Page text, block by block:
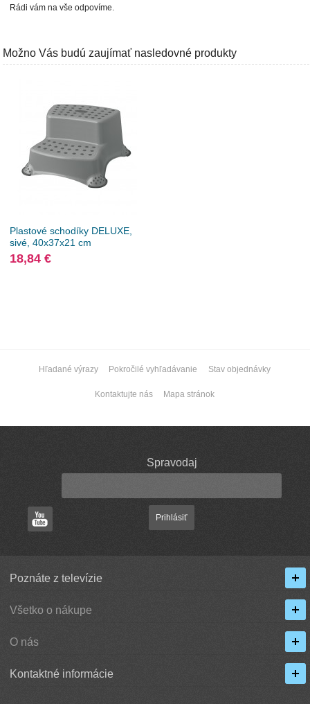
Rádi vám na vše odpovíme.
Možno Vás budú zaujímať nasledovné produkty
Plastové schodíky DELUXE,
sivé, 40x37x21 cm
18,84 €
Hľadané výrazy Pokročilé vyhľadávanie Stav objednávky
Kontaktujte nás Mapa stránok
Spravodaj
Prihlásiť
Poznáte z televízie
Všetko o nákupe
O nás
Kontaktné informácie